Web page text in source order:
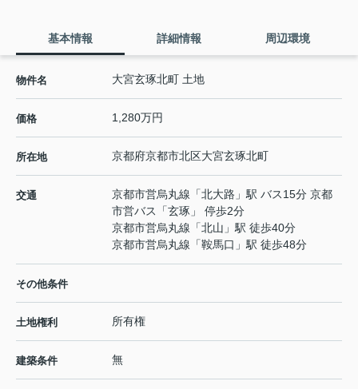
基本情報 詳細情報 周辺環境
物件名 大宮玄琢北町 土地
価格 1,280万円
所在地 京都府京都市北区大宮玄琢北町
交通 京都市営烏丸線 「北大路 」駅 バス15分 京都
市営バス「玄琢」 停歩2分
京都市営烏丸線 「北山 」駅 徒歩40分
京都市営烏丸線 「鞍馬口 」駅 徒歩48分
その他条件
土地権利 所有権
建築条件 無